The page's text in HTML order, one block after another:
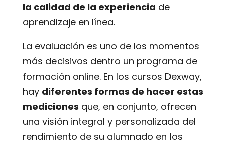
la calidad de la experiencia de
aprendizaje en línea.
La evaluación es uno de los momentos
más decisivos dentro un programa de
formación online. En los cursos Dexway,
hay diferentes formas de hacer estas
mediciones que, en conjunto, ofrecen
una visión integral y personalizada del
rendimiento de su alumnado en los